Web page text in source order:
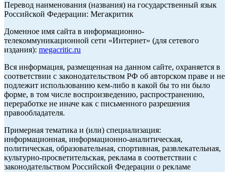
Перевод наименования (названия) на государственный язык
Российской Федерации: Мегакритик
Доменное имя сайта в информационно-
телекоммуникационной сети «Интернет» (для сетевого
издания): megacritic.ru
Вся информация, размещенная на данном сайте, охраняется в
соответствии с законодательством РФ об авторском праве и не
подлежит использованию кем-либо в какой бы то ни было
форме, в том числе воспроизведению, распространению,
переработке не иначе как с письменного разрешения
правообладателя.
Примерная тематика и (или) специализация:
информационная, информационно-аналитическая,
политическая, образовательная, спортивная, развлекательная,
культурно-просветительская, реклама в соответствии с
законодательством Российской Федерации о рекламе